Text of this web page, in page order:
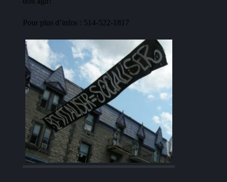
Pour plus d’infos : 514-522-1817